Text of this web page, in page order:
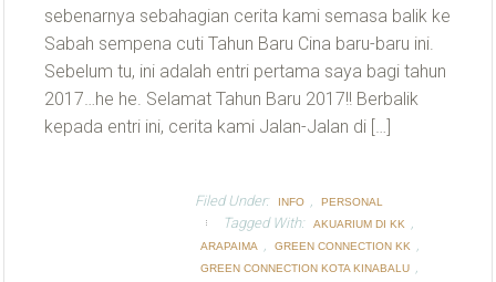
sebenarnya sebahagian cerita kami semasa balik ke
Sabah sempena cuti Tahun Baru Cina baru-baru ini.
Sebelum tu, ini adalah entri pertama saya bagi tahun
2017…he he. Selamat Tahun Baru 2017!! Berbalik
kepada entri ini, cerita kami Jalan-Jalan di […]
Filed Under: INFO PERSONAL
Tagged With: AKUARIUM DI KK
ARAPAIMA GREEN CONNECTION KK
GREEN CONNECTION KOTA KINABALU